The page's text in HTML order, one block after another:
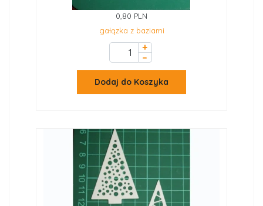
0,80 PLN
gałązka z baziami
+
–
Dodaj do Koszyka